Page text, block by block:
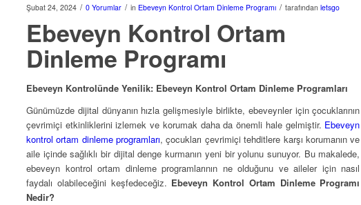
Şubat 24, 2024 / 0 Yorumlar / in Ebeveyn Kontrol Ortam Dinleme Programı / tarafından letsgo
Ebeveyn Kontrol Ortam
Dinleme Programı
Ebeveyn Kontrolünde Yenilik: Ebeveyn Kontrol Ortam Dinleme Programları
Günümüzde dijital dünyanın hızla gelişmesiyle birlikte, ebeveynler için çocuklarının
çevrimiçi etkinliklerini izlemek ve korumak daha da önemli hale gelmiştir. Ebeveyn
kontrol ortam dinleme programları, çocukları çevrimiçi tehditlere karşı korumanın ve
aile içinde sağlıklı bir dijital denge kurmanın yeni bir yolunu sunuyor. Bu makalede,
ebeveyn kontrol ortam dinleme programlarının ne olduğunu ve aileler için nasıl
faydalı olabileceğini keşfedeceğiz. Ebeveyn Kontrol Ortam Dinleme Programı
Nedir?